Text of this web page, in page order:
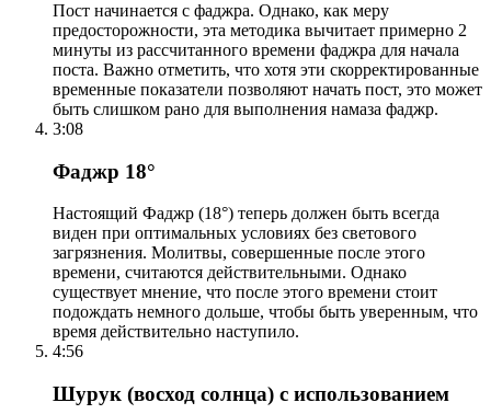
Пост начинается с фаджра. Однако, как меру
предосторожности, эта методика вычитает примерно 2
минуты из рассчитанного времени фаджра для начала
поста. Важно отметить, что хотя эти скорректированные
временные показатели позволяют начать пост, это может
быть слишком рано для выполнения намаза фаджр.
3:08
Фаджр 18°
Настоящий Фаджр (18°) теперь должен быть всегда
виден при оптимальных условиях без светового
загрязнения. Молитвы, совершенные после этого
времени, считаются действительными. Однако
существует мнение, что после этого времени стоит
подождать немного дольше, чтобы быть уверенным, что
время действительно наступило.
4:56
Шурук (восход солнца) с использованием